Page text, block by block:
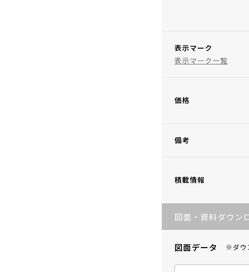
表示マーク
表示マーク一覧
価格
備考
積載情報
図面・資料ダウン
図面データ ※ダウ